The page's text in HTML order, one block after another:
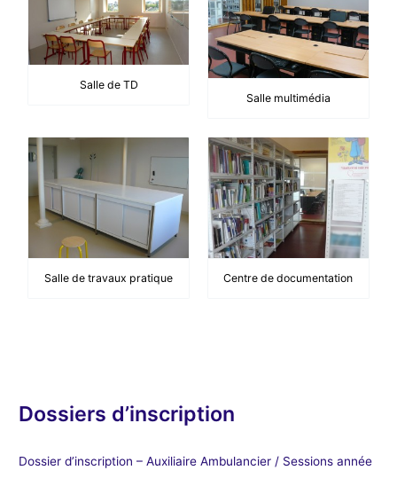
Salle de TD
Salle multimédia
Salle de travaux pratique Centre de documentation
Dossiers d’inscription
Dossier d’inscription – Auxiliaire Ambulancier / Sessions année